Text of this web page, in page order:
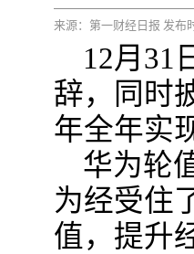
来源：第一财经日报 发布
12月31
辞，同时
年全年实
华为轮
为经受住
值，提升